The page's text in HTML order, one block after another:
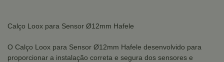
Calço Loox para Sensor Ø12mm Hafele
O Calço Loox para Sensor Ø12mm Hafele desenvolvido para
proporcionar a instalação correta e segura dos sensores e